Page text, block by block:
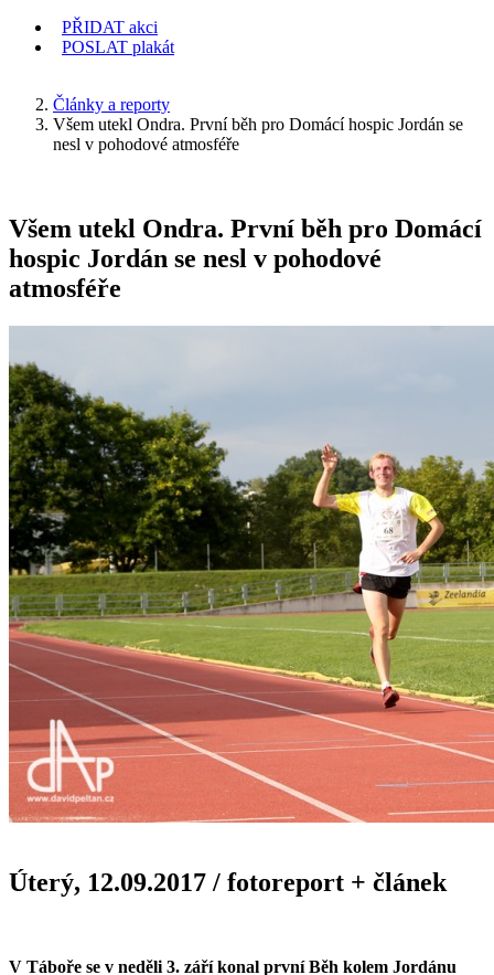
PŘIDAT akci
POSLAT plakát
Články a reporty
Všem utekl Ondra. První běh pro Domácí hospic Jordán se
nesl v pohodové atmosféře
Všem utekl Ondra. První běh pro Domácí
hospic Jordán se nesl v pohodové
atmosféře
Úterý, 12.09.2017 / fotoreport + článek
V Táboře se v neděli 3. září konal první Běh kolem Jordánu